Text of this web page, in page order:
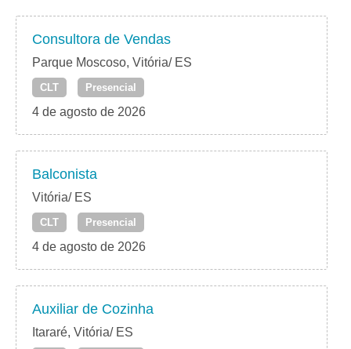
Consultora de Vendas
Parque Moscoso, Vitória/ ES
CLT Presencial
4 de agosto de 2026
Balconista
Vitória/ ES
CLT Presencial
4 de agosto de 2026
Auxiliar de Cozinha
Itararé, Vitória/ ES